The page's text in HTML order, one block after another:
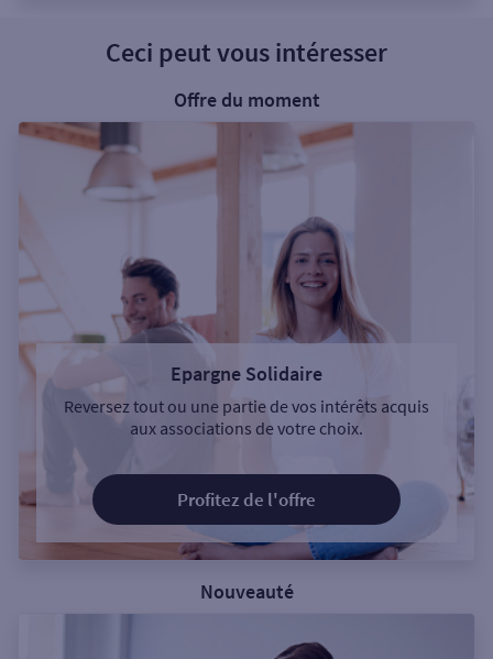
Ceci peut vous intéresser
Offre du moment
Epargne Solidaire
Reversez tout ou une partie de vos intérêts acquis
aux associations de votre choix.
Profitez de l'offre
Nouveauté